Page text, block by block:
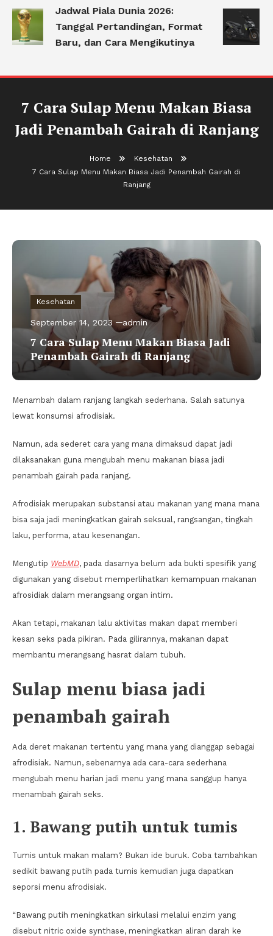
Jadwal Piala Dunia 2026:
Tanggal Pertandingan, Format
Baru, dan Cara Mengikutinya
7 Cara Sulap Menu Makan Biasa
Jadi Penambah Gairah di Ranjang
Home
Kesehatan
7 Cara Sulap Menu Makan Biasa Jadi Penambah Gairah di
Ranjang
Kesehatan
September 14, 2023 admin
7 Cara Sulap Menu Makan Biasa Jadi
Penambah Gairah di Ranjang
Menambah dalam ranjang langkah sederhana. Salah satunya
lewat konsumsi afrodisiak.
Namun, ada sederet cara yang mana dimaksud dapat jadi
dilaksanakan guna mengubah menu makanan biasa jadi
penambah gairah pada ranjang.
Afrodisiak merupakan substansi atau makanan yang mana mana
bisa saja jadi meningkatkan gairah seksual, rangsangan, tingkah
laku, performa, atau kesenangan.
Mengutip WebMD, pada dasarnya belum ada bukti spesifik yang
digunakan yang disebut memperlihatkan kemampuan makanan
afrosidiak dalam merangsang organ intim.
Akan tetapi, makanan lalu aktivitas makan dapat memberi
kesan seks pada pikiran. Pada gilirannya, makanan dapat
membantu merangsang hasrat dalam tubuh.
Sulap menu biasa jadi
penambah gairah
Ada deret makanan tertentu yang mana yang dianggap sebagai
afrodisiak. Namun, sebenarnya ada cara-cara sederhana
mengubah menu harian jadi menu yang mana sanggup hanya
menambah gairah seks.
1. Bawang putih untuk tumis
Tumis untuk makan malam? Bukan ide buruk. Coba tambahkan
sedikit bawang putih pada tumis kemudian juga dapatkan
seporsi menu afrodisiak.
“Bawang putih meningkatkan sirkulasi melalui enzim yang
disebut nitric oxide synthase, meningkatkan aliran darah ke